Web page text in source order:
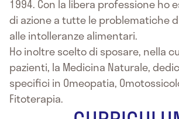
1994. Con la libera professione ho
di azione a tutte le problematiche
alle intolleranze alimentari.
Ho inoltre scelto di sposare, nella
pazienti, la Medicina Naturale,
specifici in Omeopatia,
Fitoterapia.